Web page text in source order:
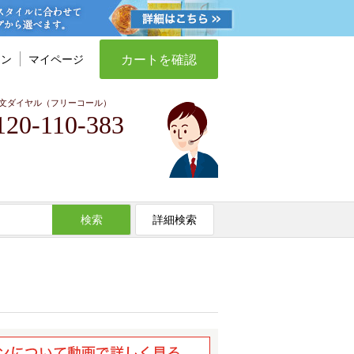
マイページ カートを確認
ダイヤル（フリーコール）
110-383
検索 詳細検索